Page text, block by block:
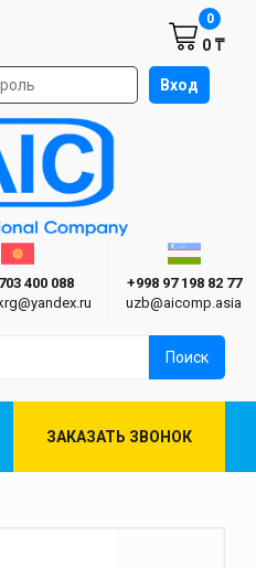
на сайте Вход
0 ₸
0
г. Бишкек
400 088
+998 97 198 82 77
uzb@aicomp.asia
ЗАКАЗАТЬ ЗВОНОК